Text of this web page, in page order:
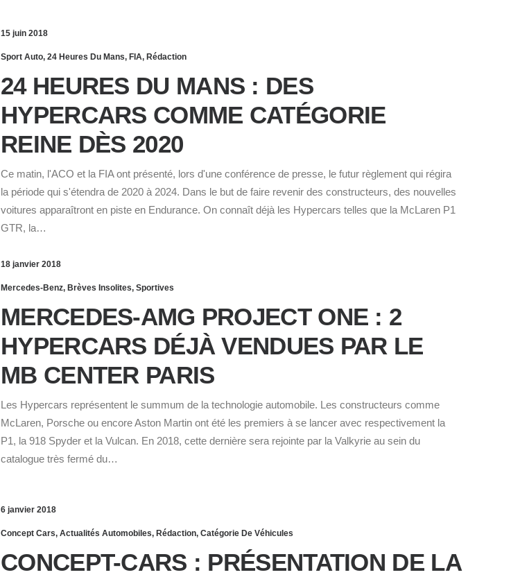
15 juin 2018
Sport Auto, 24 Heures Du Mans, FIA, Rédaction
24 HEURES DU MANS : DES
HYPERCARS COMME CATÉGORIE
REINE DÈS 2020
Ce matin, l'ACO et la FIA ont présenté, lors d'une conférence de presse, le futur règlement qui régira
la période qui s'étendra de 2020 à 2024. Dans le but de faire revenir des constructeurs, des nouvelles
voitures apparaîtront en piste en Endurance. On connaît déjà les Hypercars telles que la McLaren P1
GTR, la…
18 janvier 2018
Mercedes-Benz, Brèves Insolites, Sportives
MERCEDES-AMG PROJECT ONE : 2
HYPERCARS DÉJÀ VENDUES PAR LE
MB CENTER PARIS
Les Hypercars représentent le summum de la technologie automobile. Les constructeurs comme
McLaren, Porsche ou encore Aston Martin ont été les premiers à se lancer avec respectivement la
P1, la 918 Spyder et la Vulcan. En 2018, cette dernière sera rejointe par la Valkyrie au sein du
catalogue très fermé du…
6 janvier 2018
Concept Cars, Actualités Automobiles, Rédaction, Catégorie De Véhicules
CONCEPT-CARS : PRÉSENTATION DE LA